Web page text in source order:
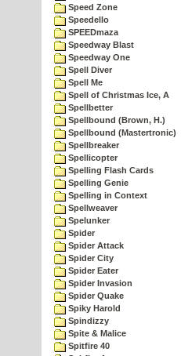
Speed Zone
Speedello
SPEEDmaza
Speedway Blast
Speedway One
Spell Diver
Spell Me
Spell of Christmas Ice, A
Spellbetter
Spellbound (Brown, H.)
Spellbound (Mastertronic)
Spellbreaker
Spellicopter
Spelling Flash Cards
Spelling Genie
Spelling in Context
Spellweaver
Spelunker
Spider
Spider Attack
Spider City
Spider Eater
Spider Invasion
Spider Quake
Spiky Harold
Spindizzy
Spite & Malice
Spitfire 40